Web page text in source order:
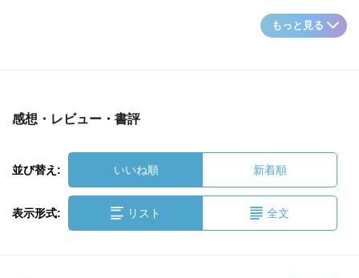
もっと見る
感想・レビュー・書評
並び替え: いいね順 新着順
表示形式: リスト 全文